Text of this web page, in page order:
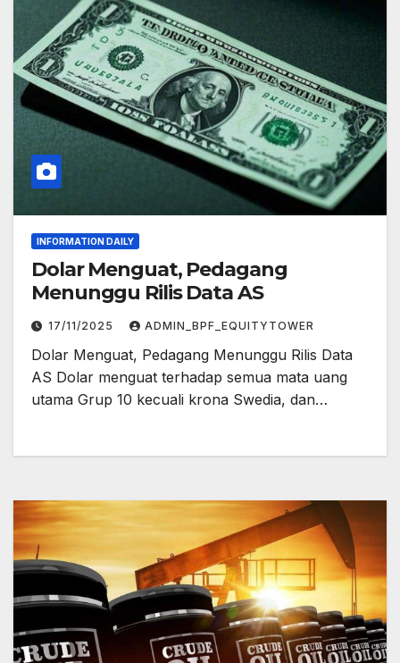
INFORMATION DAILY
Dolar Menguat, Pedagang
Menunggu Rilis Data AS
17/11/2025 ADMIN_BPF_EQUITYTOWER
Dolar Menguat, Pedagang Menunggu Rilis Data
AS Dolar menguat terhadap semua mata uang
utama Grup 10 kecuali krona Swedia, dan…